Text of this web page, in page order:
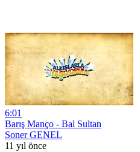
6:01
Barış Manço - Bal Sultan
Soner GENEL
11 yıl önce